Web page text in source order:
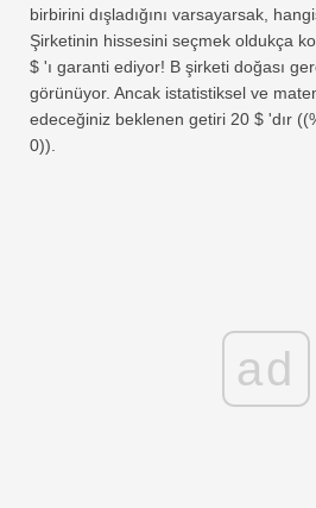
birbirini dışladığını varsayarsak,
Şirketinin hissesini seçmek oldukça
$ 'ı garanti ediyor! B şirketi doğası
görünüyor. Ancak istatistiksel ve
edeceğiniz beklenen getiri 20 $ 'dır
0)).
ad